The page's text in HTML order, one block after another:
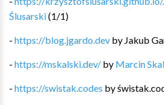
Ślusarski(1/1)
- https://blog.jgardo.dev by Jakub
- https://mskalski.dev/ by Marcin
- https://swistak.codes by